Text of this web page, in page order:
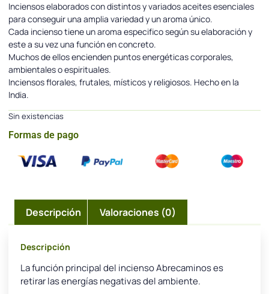
Inciensos elaborados con distintos y variados aceites esenciales
para conseguir una amplia variedad y un aroma único.
Cada incienso tiene un aroma especifico según su elaboración y
este a su vez una función en concreto.
Muchos de ellos encienden puntos energéticas corporales,
ambientales o espirituales.
Inciensos florales, frutales, místicos y religiosos. Hecho en la
India.
Sin existencias
Formas de pago
Descripción Valoraciones (0)
Descripción
La función principal del incienso Abrecaminos es
retirar las energías negativas del ambiente.